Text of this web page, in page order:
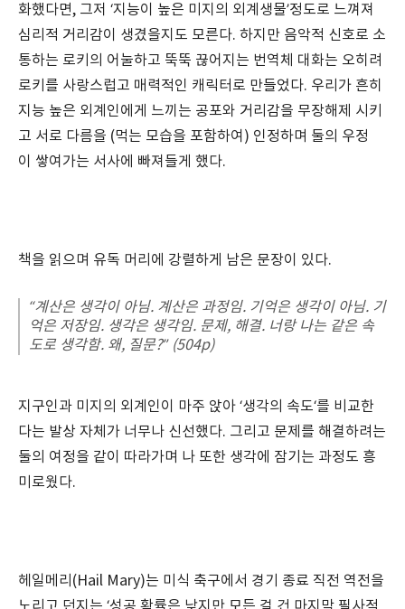
화했다면, 그저 ‘지능이 높은 미지의 외계생물’정도로 느껴져
심리적 거리감이 생겼을지도 모른다. 하지만 음악적 신호로 소
통하는 로키의 어눌하고 뚝뚝 끊어지는 번역체 대화는 오히려
로키를 사랑스럽고 매력적인 캐릭터로 만들었다. 우리가 흔히
지능 높은 외계인에게 느끼는 공포와 거리감을 무장해제 시키
고 서로 다름을 (먹는 모습을 포함하여) 인정하며 둘의 우정
이 쌓여가는 서사에 빠져들게 했다.
책을 읽으며 유독 머리에 강렬하게 남은 문장이 있다.
“계산은 생각이 아님. 계산은 과정임. 기억은 생각이 아님. 기
억은 저장임. 생각은 생각임. 문제, 해결. 너랑 나는 같은 속
도로 생각함. 왜, 질문?” (504p)
지구인과 미지의 외계인이 마주 앉아 ‘생각의 속도‘를 비교한
다는 발상 자체가 너무나 신선했다. 그리고 문제를 해결하려는
둘의 여정을 같이 따라가며 나 또한 생각에 잠기는 과정도 흥
미로웠다.
헤일메리(Hail Mary)는 미식 축구에서 경기 종료 직전 역전을